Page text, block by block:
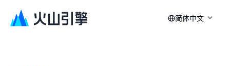
简体中文